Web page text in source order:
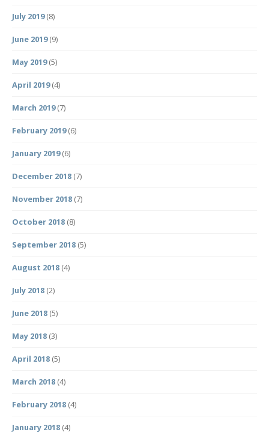
July 2019(8)
June 2019(9)
May 2019(5)
April 2019(4)
March 2019(7)
February 2019(6)
January 2019(6)
December 2018 (7)
November 2018 (7)
October 2018 (8)
September 2018 (5)
August 2018 (4)
July 2018 (2)
June 2018 (5)
May 2018 (3)
April 2018 (5)
March 2018 (4)
February 2018 (4)
January 2018 (4)